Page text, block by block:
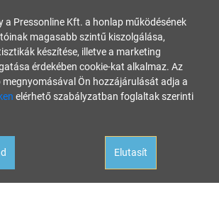
a Pressonline Kft. a honlap működésének
magasabb szintű kiszolgálása,
készítése, illetve a marketing
érdekében cookie-kat alkalmaz. Az
megnyomásával Ön hozzájárulását adja a
elérhető szabályzatban foglaltak szerinti
Elutasít